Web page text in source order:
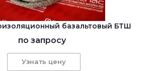
базальтовый БТШ
по запросу
Узнать цену